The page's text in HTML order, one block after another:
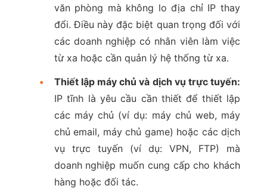
văn phòng mà không lo địa chỉ IP thay
đổi. Điều này đặc biệt quan trọng đối với
các doanh nghiệp có nhân viên làm việc
từ xa hoặc cần quản lý hệ thống từ xa.
•
Thiết lập máy chủ và dịch vụ trực tuyến:
IP tĩnh là yêu cầu cần thiết để thiết lập
các máy chủ (ví dụ: máy chủ web, máy
chủ email, máy chủ game) hoặc các dịch
vụ trực tuyến (ví dụ: VPN, FTP) mà
doanh nghiệp muốn cung cấp cho khách
hàng hoặc đối tác.